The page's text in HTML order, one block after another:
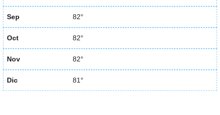
Sep 82°
Oct 82°
Nov 82°
Dic 81°